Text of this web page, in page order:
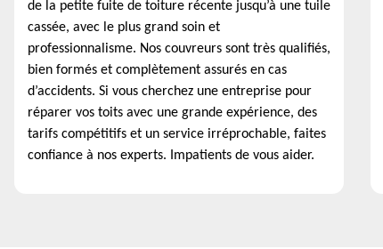
de la petite fuite de toiture récente jusqu’à une tuile
cassée, avec le plus grand soin et
professionnalisme. Nos couvreurs sont très qualifiés,
bien formés et complètement assurés en cas
d’accidents. Si vous cherchez une entreprise pour
réparer vos toits avec une grande expérience, des
tarifs compétitifs et un service irréprochable, faites
confiance à nos experts. Impatients de vous aider.